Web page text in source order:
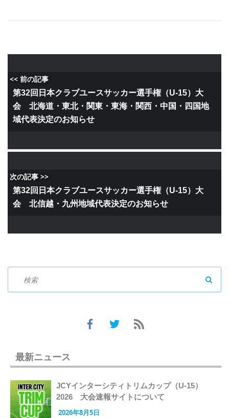
<< 前の記事
第32回日本クラブユースサッカー選手権（U-15）大
会 北海道・東北・関東・東海・関西・中国・四国地
域代表決定のお知らせ
次の記事 >>
第32回日本クラブユースサッカー選手権（U-15）大
会 北信越・九州地域代表決定のお知らせ
最新ニュース
JCYインターシティトリムカップ（U-15）
2026 大会速報サイトについて
2026年8月5日